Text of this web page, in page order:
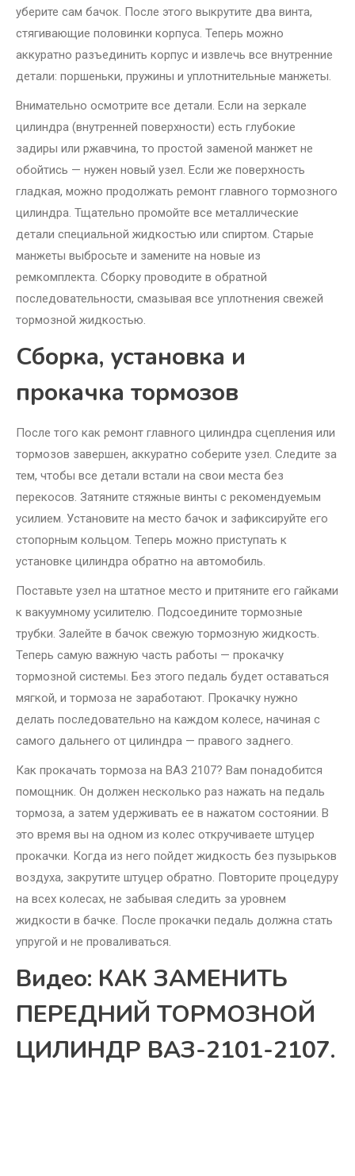
уберите сам бачок. После этого выкрутите два винта,
стягивающие половинки корпуса. Теперь можно
аккуратно разъединить корпус и извлечь все внутренние
детали: поршеньки, пружины и уплотнительные манжеты.
Внимательно осмотрите все детали. Если на зеркале
цилиндра (внутренней поверхности) есть глубокие
задиры или ржавчина, то простой заменой манжет не
обойтись — нужен новый узел. Если же поверхность
гладкая, можно продолжать ремонт главного тормозного
цилиндра. Тщательно промойте все металлические
детали специальной жидкостью или спиртом. Старые
манжеты выбросьте и замените на новые из
ремкомплекта. Сборку проводите в обратной
последовательности, смазывая все уплотнения свежей
тормозной жидкостью.
Сборка, установка и
прокачка тормозов
После того как ремонт главного цилиндра сцепления или
тормозов завершен, аккуратно соберите узел. Следите за
тем, чтобы все детали встали на свои места без
перекосов. Затяните стяжные винты с рекомендуемым
усилием. Установите на место бачок и зафиксируйте его
стопорным кольцом. Теперь можно приступать к
установке цилиндра обратно на автомобиль.
Поставьте узел на штатное место и притяните его гайками
к вакуумному усилителю. Подсоедините тормозные
трубки. Залейте в бачок свежую тормозную жидкость.
Теперь самую важную часть работы — прокачку
тормозной системы. Без этого педаль будет оставаться
мягкой, и тормоза не заработают. Прокачку нужно
делать последовательно на каждом колесе, начиная с
самого дальнего от цилиндра — правого заднего.
Как прокачать тормоза на ВАЗ 2107? Вам понадобится
помощник. Он должен несколько раз нажать на педаль
тормоза, а затем удерживать ее в нажатом состоянии. В
это время вы на одном из колес откручиваете штуцер
прокачки. Когда из него пойдет жидкость без пузырьков
воздуха, закрутите штуцер обратно. Повторите процедуру
на всех колесах, не забывая следить за уровнем
жидкости в бачке. После прокачки педаль должна стать
упругой и не проваливаться.
Видео: КАК ЗАМЕНИТЬ
ПЕРЕДНИЙ ТОРМОЗНОЙ
ЦИЛИНДР ВАЗ-2101-2107.